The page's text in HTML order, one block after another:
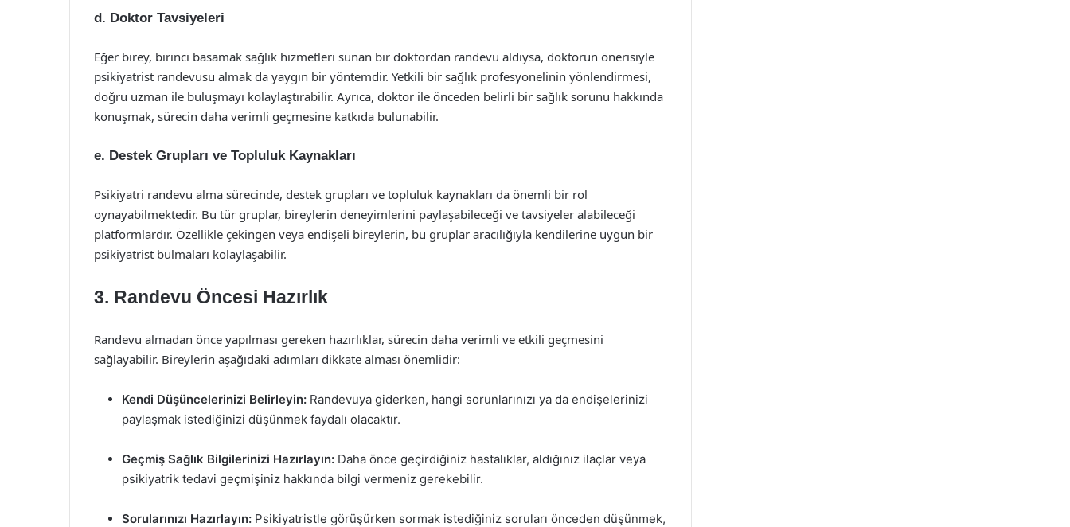
d. Doktor Tavsiyeleri
Eğer birey, birinci basamak sağlık hizmetleri sunan bir doktordan randevu aldıysa, doktorun önerisiyle
psikiyatrist randevusu almak da yaygın bir yöntemdir. Yetkili bir sağlık profesyonelinin yönlendirmesi,
doğru uzman ile buluşmayı kolaylaştırabilir. Ayrıca, doktor ile önceden belirli bir sağlık sorunu hakkında
konuşmak, sürecin daha verimli geçmesine katkıda bulunabilir.
e. Destek Grupları ve Topluluk Kaynakları
Psikiyatri randevu alma sürecinde, destek grupları ve topluluk kaynakları da önemli bir rol
oynayabilmektedir. Bu tür gruplar, bireylerin deneyimlerini paylaşabileceği ve tavsiyeler alabileceği
platformlardır. Özellikle çekingen veya endişeli bireylerin, bu gruplar aracılığıyla kendilerine uygun bir
psikiyatrist bulmaları kolaylaşabilir.
3. Randevu Öncesi Hazırlık
Randevu almadan önce yapılması gereken hazırlıklar, sürecin daha verimli ve etkili geçmesini
sağlayabilir. Bireylerin aşağıdaki adımları dikkate alması önemlidir:
Kendi Düşüncelerinizi Belirleyin: Randevuya giderken, hangi sorunlarınızı ya da endişelerinizi
paylaşmak istediğinizi düşünmek faydalı olacaktır.
Geçmiş Sağlık Bilgilerinizi Hazırlayın: Daha önce geçirdiğiniz hastalıklar, aldığınız ilaçlar veya
psikiyatrik tedavi geçmişiniz hakkında bilgi vermeniz gerekebilir.
Sorularınızı Hazırlayın: Psikiyatristle görüşürken sormak istediğiniz soruları önceden düşünmek,